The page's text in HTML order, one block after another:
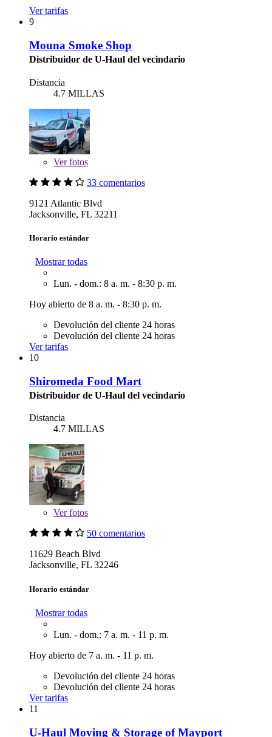
Ver tarifas
9
Mouna Smoke Shop
Distribuidor de U-Haul del vecindario
Distancia
4.7 MILLAS
Verfotos
33 comentarios
9121 Atlantic Blvd
Jacksonville, FL 32211
Horario estándar
Mostrar todas
Lun. - dom.: 8 a. m. - 8:30 p. m.
Hoy abierto de 8 a. m. - 8:30 p. m.
Devolución del cliente 24 horas
Devolución del cliente 24 horas
Ver tarifas
10
Shiromeda Food Mart
Distribuidor de U-Haul del vecindario
Distancia
4.7 MILLAS
Verfotos
50 comentarios
11629 Beach Blvd
Jacksonville, FL 32246
Horario estándar
Mostrar todas
Lun. - dom.: 7 a. m. - 11 p. m.
Hoy abierto de 7 a. m. - 11 p. m.
Devolución del cliente 24 horas
Devolución del cliente 24 horas
Ver tarifas
11
U-Haul Moving & Storage of Mayport